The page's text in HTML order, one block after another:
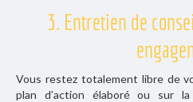
3. Entretien de
Vous restez totalement libre de
plan d’action élaboré ou sur